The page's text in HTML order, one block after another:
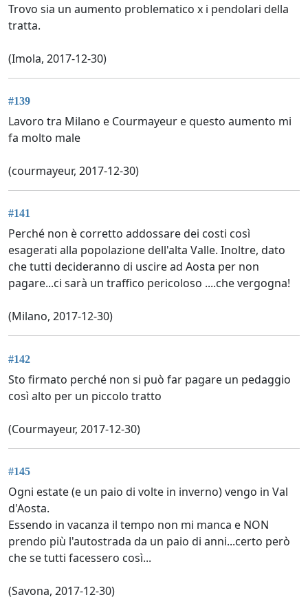
Trovo sia un aumento problematico x i pendolari della
tratta.
(Imola, 2017-12-30)
#139
Lavoro tra Milano e Courmayeur e questo aumento mi
fa molto male
(courmayeur, 2017-12-30)
#141
Perché non è corretto addossare dei costi così
esagerati alla popolazione dell'alta Valle. Inoltre, dato
che tutti decideranno di uscire ad Aosta per non
pagare...ci sarà un traffico pericoloso ....che vergogna!
(Milano, 2017-12-30)
#142
Sto firmato perché non si può far pagare un pedaggio
così alto per un piccolo tratto
(Courmayeur, 2017-12-30)
#145
Ogni estate (e un paio di volte in inverno) vengo in Val
d'Aosta.
Essendo in vacanza il tempo non mi manca e NON
prendo più l'autostrada da un paio di anni...certo però
che se tutti facessero così...
(Savona, 2017-12-30)